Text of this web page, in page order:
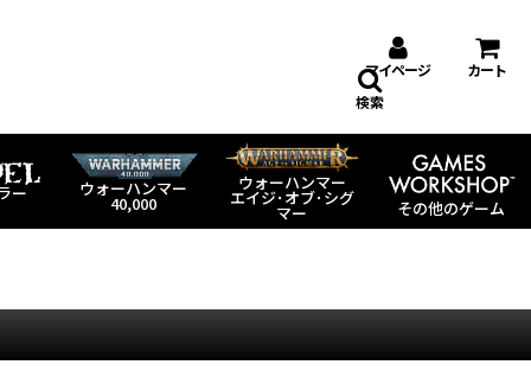
マイページ カート
ー ウォーハンマー
40,000
ウォーハンマー
エイジ･オブ･シグ
マー その他のゲーム
検索